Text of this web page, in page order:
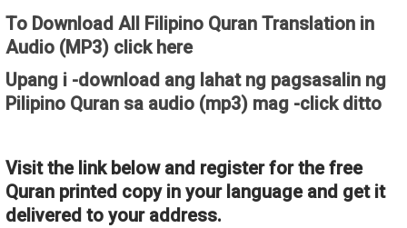
To Download All Filipino Quran Translation in
Audio (MP3) click here
Upang i -download ang lahat ng pagsasalin ng
Pilipino Quran sa audio (mp3) mag -click ditto
Visit the link below and register for the free
Quran printed copy in your language and get it
delivered to your address.